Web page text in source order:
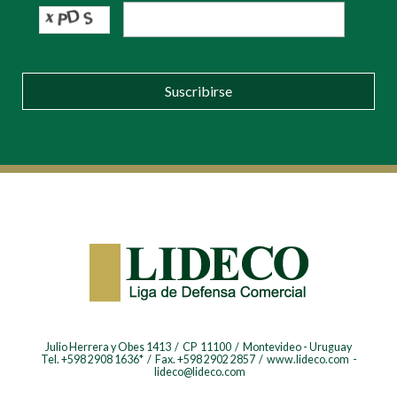
Suscribirse
Julio Herrera y Obes 1413 / CP 11100 / Montevideo - Uruguay
Tel. +598 2908 1636* / Fax. +598 2902 2857 / www.lideco.com -
lideco@lideco.com